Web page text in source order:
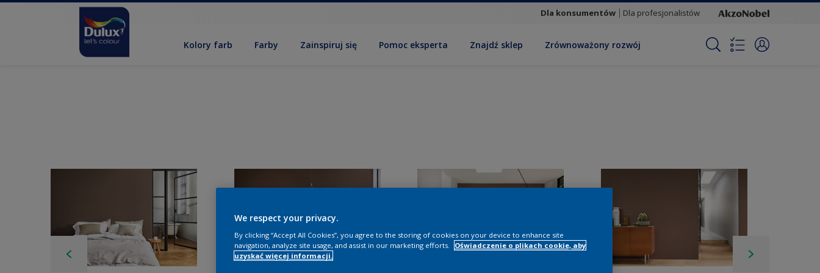
Dla konsumentów Dla profesjonalistów
Kolory farb Farby Zainspiruj się Pomoc eksperta Znajdź sklep Zrównoważony rozwój
We respect your privacy.
By clicking “Accept All Cookies”, you agree to the storing of cookies on your device to enhance site
navigation, analyze site usage, and assist in our marketing efforts.
Oświadczenie o plikach cookie, aby
uzyskać więcej informacji.